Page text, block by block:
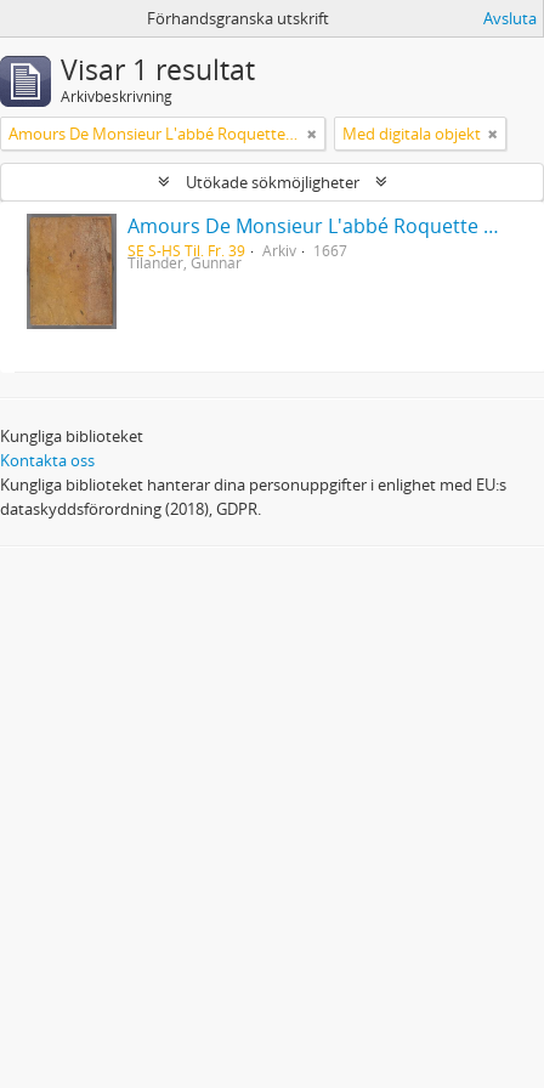
Förhandsgranska utskrift Avsluta
Visar 1 resultat
Arkivbeskrivning
Amours De Monsieur L'abbé Roquette avec Mademoiselle de Montauzier par Monsieur L'abbé Le Camus 1667 Med digitala objekt
Utökade sökmöjligheter
Amours De Monsieur L'abbé Roquette avec Mademoiselle de Montauzier par Monsieur L'abbé Le Camus 1667
SE S-HS Til. Fr. 39 Arkiv 1667
Tilander, Gunnar
Kungliga biblioteket
Kontakta oss
Kungliga biblioteket hanterar dina personuppgifter i enlighet med EU:s
dataskyddsförordning (2018), GDPR.